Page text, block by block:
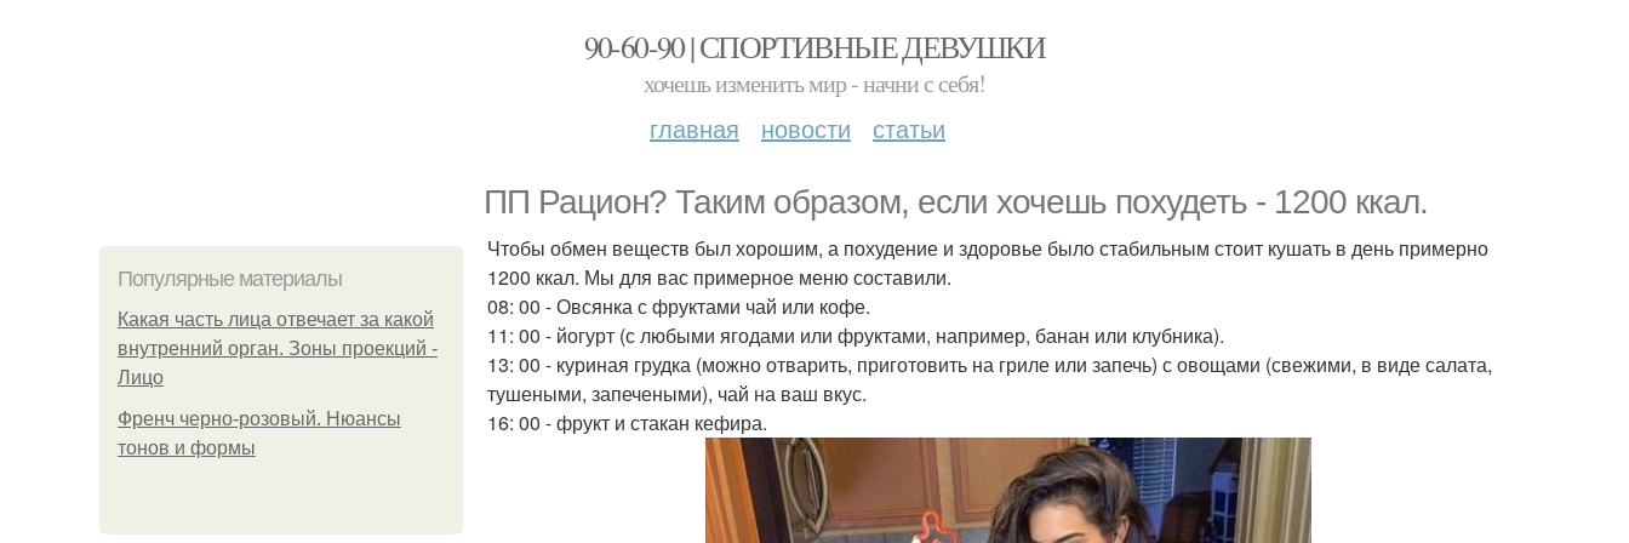
90-60-90 | СПОРТИВНЫЕ ДЕВУШКИ
хочешь изменить мир - начни с себя!
главная новости статьи
ПП Рацион? Таким образом, если хочешь похудеть - 1200 ккал.
Популярные материалы
Какая часть лица отвечает за какой
внутренний орган. Зоны проекций -
Лицо
Френч черно-розовый. Нюансы
тонов и формы
Чтобы обмен веществ был хорошим, а похудение и здоровье было стабильным стоит кушать в день примерно
1200 ккал. Мы для вас примерное меню составили.
08: 00 - Овсянка с фруктами чай или кофе.
11: 00 - йогурт (с любыми ягодами или фруктами, например, банан или клубника).
13: 00 - куриная грудка (можно отварить, приготовить на гриле или запечь) с овощами (свежими, в виде салата,
тушеными, запечеными), чай на ваш вкус.
16: 00 - фрукт и стакан кефира.